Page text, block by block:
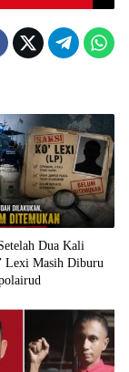
Dua Kali
Lexi Masih Diburu